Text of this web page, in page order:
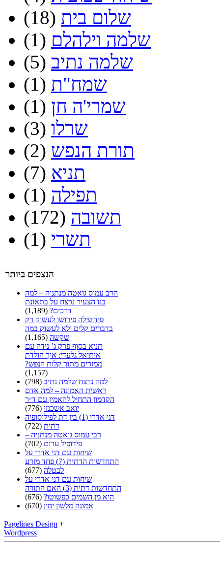
שלום בית (18)
שלמה וילהלם (1)
שלמה נתיב (5)
שמח"ת (1)
שמרי'ה חן (1)
שרלו (3)
תורת הנפש (2)
תניא (7)
תפילה (1)
תשובה (172)
תשרי (1)
הנצפים ביותר
הרב עמוס גואטה מנתניה – למה
בנו הצעיר נרצח על בתאונת
דרכים? (1,189)
פידופילה פירושו לעשוק רק
בדברים קלים ולא לעשוק במה
שקשה (1,165)
תניא בסוף פרק ג’ נידה עם
איתיאל גלעדי: איך הולדת
ממזרים מתוך קלות הנפש?
(1,157)
למה נרצח שלמה נתיב (798)
ראשית האמונה – למה אדם
הקדמון התחיל להאמין עם ד״ר
יואב אשכנזי (776)
דני אדרי (1) בין דת לפילוסופיה
דתית (722)
רבי עמוס גואטה מנתניה –
פידופיל ערום (702)
שיחות עם דני אדרי על
התחדשות הדתית (7) פחד מזרע
לבטלה (677)
שיחות עם דני אדרי על
התחדשות דתית (3) האם התורה
היא מן השמים כפשוטו? (676)
אמונה מלשון ימין (670)
Pagelines Design +
Wordpress